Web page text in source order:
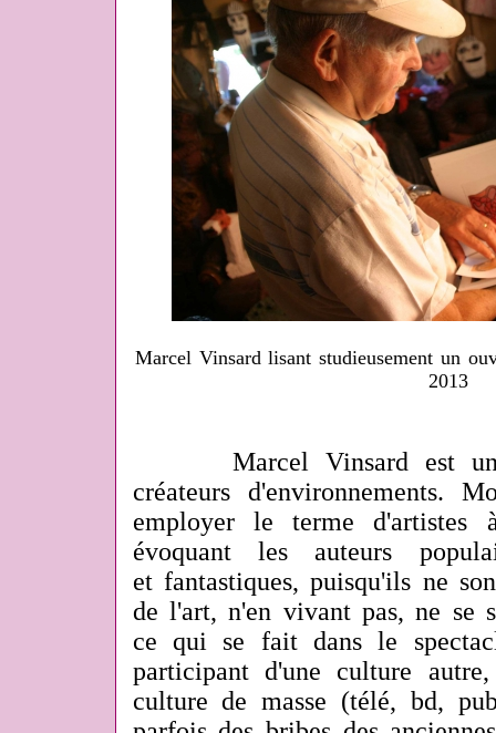
Marcel Vinsard lisant studieusement un
2013
Marcel Vinsard est un
créateurs d'environnements.
employer le terme
évoquant les auteurs
et fantastiques, puisqu'ils ne
de l'art, n'en vivant pas, ne se
ce qui se fait dans le
participant d'une culture
culture de masse (télé, bd,